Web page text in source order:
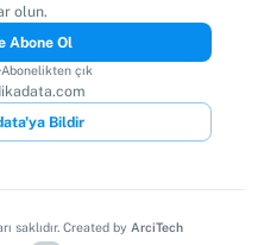
olun.
Abone Ol
·Abonelikten çık
Bildir
saklıdır. Created by ArciTech